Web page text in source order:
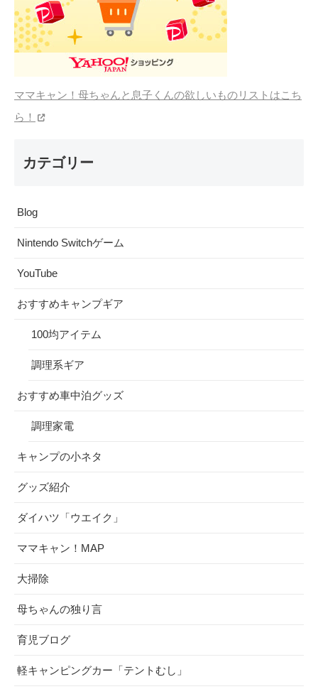
ママキャン！母ちゃんと息子くんの欲しいものリストはこち
ら！
カテゴリー
Blog
Nintendo Switchゲーム
YouTube
おすすめキャンプギア
100均アイテム
調理系ギア
おすすめ車中泊グッズ
調理家電
キャンプの小ネタ
グッズ紹介
ダイハツ「ウエイク」
ママキャン！MAP
大掃除
母ちゃんの独り言
育児ブログ
軽キャンピングカー「テントむし」